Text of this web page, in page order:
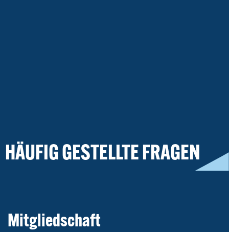
HÄUFIG GESTELLTE FRAGEN
Mitgliedschaft